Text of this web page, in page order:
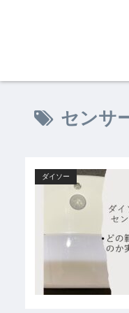
センサ
ダイソー